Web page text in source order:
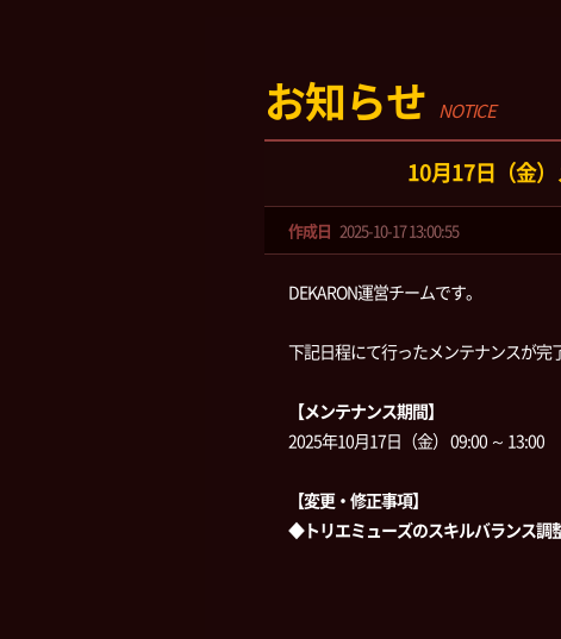
お知らせ NOTICE
10月17日（金
作成日 2025-10-17 13:00:55
DEKARON運営チームです。
下記日程にて行ったメンテナンスが完
【メンテナンス期間】
2025年10月17日（金） 09:00 ～ 13:00
【変更・修正事項】
◆トリエミューズのスキルバランス調